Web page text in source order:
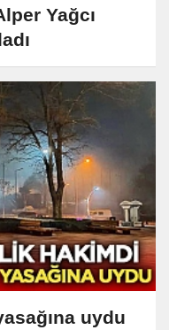
Yağcı
uydu